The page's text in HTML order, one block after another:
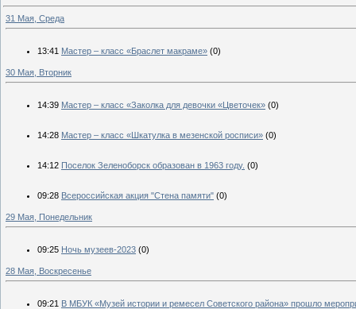
31 Мая, Среда
13:41 Мастер – класс «Браслет макраме» (0)
30 Мая, Вторник
14:39 Мастер – класс «Заколка для девочки «Цветочек» (0)
14:28 Мастер – класс «Шкатулка в мезенской росписи» (0)
14:12 Поселок Зеленоборск образован в 1963 году. (0)
09:28 Всероссийская акция "Стена памяти" (0)
29 Мая, Понедельник
09:25 Ночь музеев-2023 (0)
28 Мая, Воскресенье
09:21 В МБУК «Музей истории и ремесел Советского района» прошло